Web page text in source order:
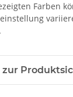
Farben
zur